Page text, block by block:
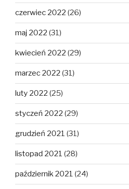
czerwiec 2022 (26)
maj 2022 (31)
kwiecień 2022 (29)
marzec 2022 (31)
luty 2022 (25)
styczeń 2022 (29)
grudzień 2021 (31)
listopad 2021 (28)
październik 2021 (24)